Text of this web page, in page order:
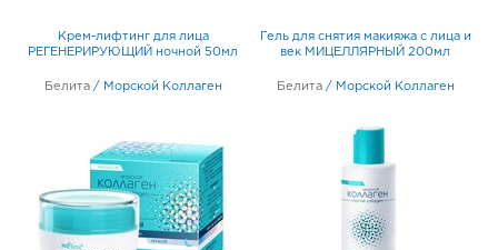
Крем-лифтинг для лица
РЕГЕНЕРИРУЮЩИЙ ночной 50мл
Белита / Морской Коллаген
Гель для снятия макияжа с лица и
век МИЦЕЛЛЯРНЫЙ 200мл
Белита / Морской Коллаген